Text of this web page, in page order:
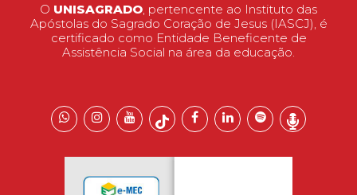
O UNISAGRADO , pertencente ao Instituto das
Apóstolas do Sagrado Coração de Jesus (IASCJ), é
certificado como Entidade Beneficente de
Assistência Social na área da educação.